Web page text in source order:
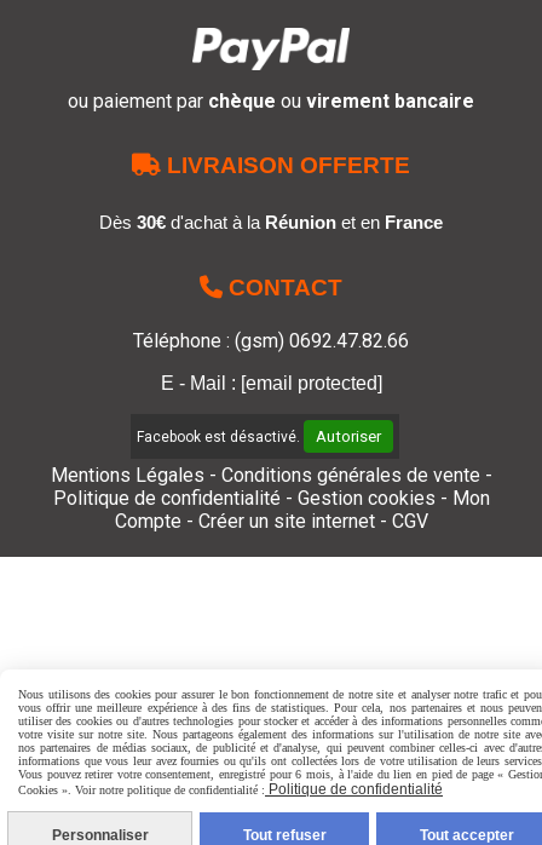
ou paiement par chèque ou virement bancaire
 LIVRAISON OFFERTE
Dès 30€ d'achat à la Réunion et en France
 CONTACT
Téléphone : (gsm) 0692.47.82.66
E - Mail : [email protected]
Facebook est désactivé. Autoriser
Mentions Légales
Conditions générales de vente
Politique de confidentialité
Gestion cookies
Mon
Compte
Créer un site internet CGV
Nous utilisons des cookies pour assurer le bon fonctionnement de notre site et analyser notre trafic et
vous offrir une meilleure expérience à des fins de statistiques. Pour cela, nos partenaires et nous
utiliser des cookies ou d'autres technologies pour stocker et accéder à des informations personnelles
votre visite sur notre site. Nous partageons également des informations sur l'utilisation de notre site
nos partenaires de médias sociaux, de publicité et d'analyse, qui peuvent combiner celles-ci avec
informations que vous leur avez fournies ou qu'ils ont collectées lors de votre utilisation de leurs
Vous pouvez retirer votre consentement, enregistré pour 6 mois, à l'aide du lien en pied de page «
Cookies ». Voir notre politique de confidentialité : Politique de confidentialité
Personnaliser Tout refuser Tout accepter